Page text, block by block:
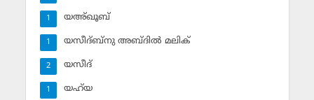
യഅ്ഖൂബ്‌
1
യസീദ്ബ്‌നു അബ്ദില്‍ മലിക്‌
1
യസീദ്‌
2
യഹ്‌യ
1